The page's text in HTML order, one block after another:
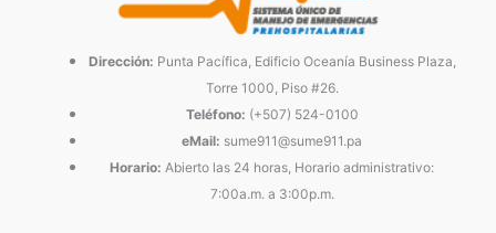
Dirección: Punta Pacífica, Edificio Oceanía Business Plaza,
Torre 1000, Piso #26.
Teléfono: (+507) 524-0100
eMail: sume911@sume911.pa
Horario: Abierto las 24 horas, Horario administrativo:
7:00a.m. a 3:00p.m.